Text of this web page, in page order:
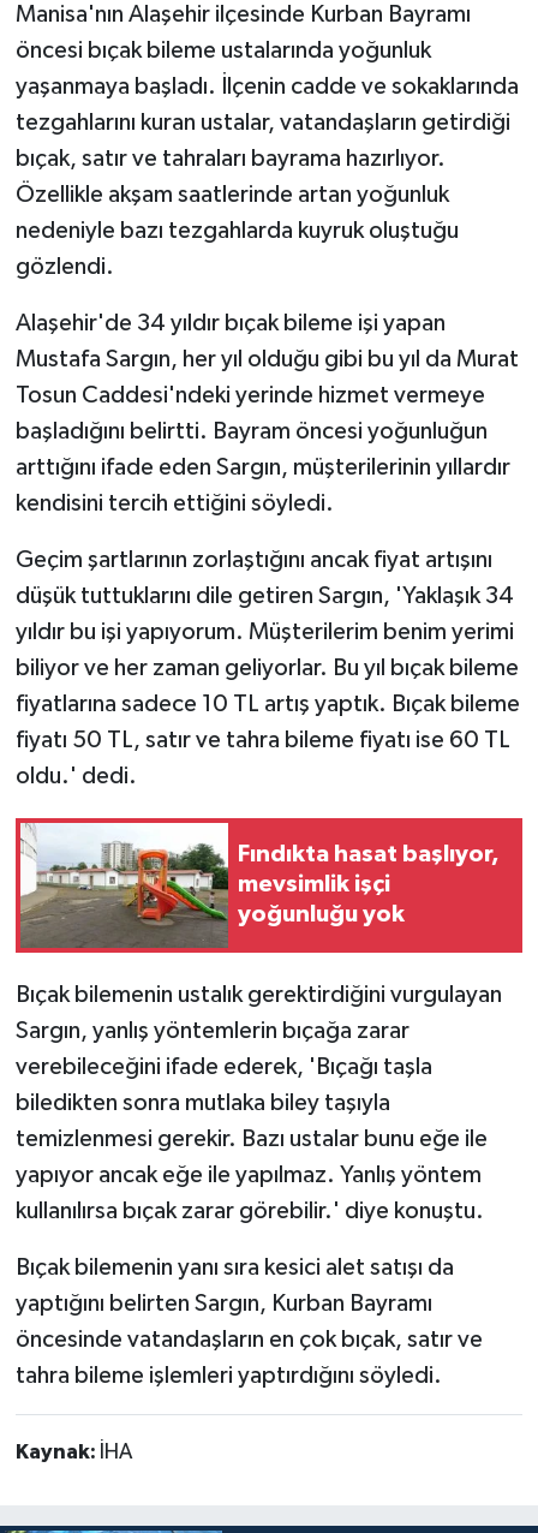
Manisa'nın Alaşehir ilçesinde Kurban Bayramı
öncesi bıçak bileme ustalarında yoğunluk
yaşanmaya başladı. İlçenin cadde ve sokaklarında
tezgahlarını kuran ustalar, vatandaşların getirdiği
bıçak, satır ve tahraları bayrama hazırlıyor.
Özellikle akşam saatlerinde artan yoğunluk
nedeniyle bazı tezgahlarda kuyruk oluştuğu
gözlendi.
Alaşehir'de 34 yıldır bıçak bileme işi yapan
Mustafa Sargın, her yıl olduğu gibi bu yıl da Murat
Tosun Caddesi'ndeki yerinde hizmet vermeye
başladığını belirtti. Bayram öncesi yoğunluğun
arttığını ifade eden Sargın, müşterilerinin yıllardır
kendisini tercih ettiğini söyledi.
Geçim şartlarının zorlaştığını ancak fiyat artışını
düşük tuttuklarını dile getiren Sargın, 'Yaklaşık 34
yıldır bu işi yapıyorum. Müşterilerim benim yerimi
biliyor ve her zaman geliyorlar. Bu yıl bıçak bileme
fiyatlarına sadece 10 TL artış yaptık. Bıçak bileme
fiyatı 50 TL, satır ve tahra bileme fiyatı ise 60 TL
oldu.' dedi.
Fındıkta hasat başlıyor,
mevsimlik işçi
yoğunluğu yok
Bıçak bilemenin ustalık gerektirdiğini vurgulayan
Sargın, yanlış yöntemlerin bıçağa zarar
verebileceğini ifade ederek, 'Bıçağı taşla
biledikten sonra mutlaka biley taşıyla
temizlenmesi gerekir. Bazı ustalar bunu eğe ile
yapıyor ancak eğe ile yapılmaz. Yanlış yöntem
kullanılırsa bıçak zarar görebilir.' diye konuştu.
Bıçak bilemenin yanı sıra kesici alet satışı da
yaptığını belirten Sargın, Kurban Bayramı
öncesinde vatandaşların en çok bıçak, satır ve
tahra bileme işlemleri yaptırdığını söyledi.
Kaynak: İHA
Teknoloji
Yaşam